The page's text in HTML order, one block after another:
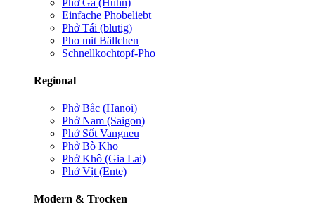
Einfache Phobeliebt
Phở Tái (blutig)
Pho mit Bällchen
Schnellkochtopf-Pho
Regional
Phở Bắc (Hanoi)
Phở Nam (Saigon)
Phở Sốt Vangneu
Phở Bò Kho
Phở Khô (Gia Lai)
Phở Vịt (Ente)
Modern & Trocken